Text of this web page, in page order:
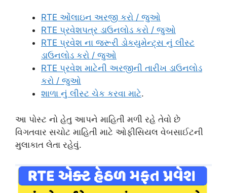
RTE ઓંલાઇન અરજી કરો / જુઓ
RTE પ્રવેશપત્ર ડાઉનલોડ કરો / જુઓ
RTE પ્રવેશ ના જરૂરી ડોકયુમેન્ટ્સ નું લીસ્ટ
ડાઉનલોડ કરો / જુઓ
RTE પ્રવેશ માટેની અરજીની તારીખ ડાઉનલોડ
કરો / જુઓ
શાળા નું લીસ્ટ ચેક કરવા માટે.
આ પોસ્ટ નો હેતુ આપને માહિતી મળી રહે તેવો છે
વિગતવાર સચોટ માહિતી માટે ઓફીસિયલ વેબસાઈટની
મુલાકાત લેતા રહેવું.